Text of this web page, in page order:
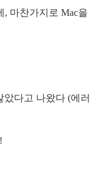
, 마찬가지로 Mac을
았다고 나왔다 (에러